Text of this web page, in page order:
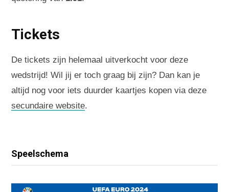
Tickets
De tickets zijn helemaal uitverkocht voor deze
wedstrijd! Wil jij er toch graag bij zijn? Dan kan je
altijd nog voor iets duurder kaartjes kopen via deze
secundaire website.
Speelschema